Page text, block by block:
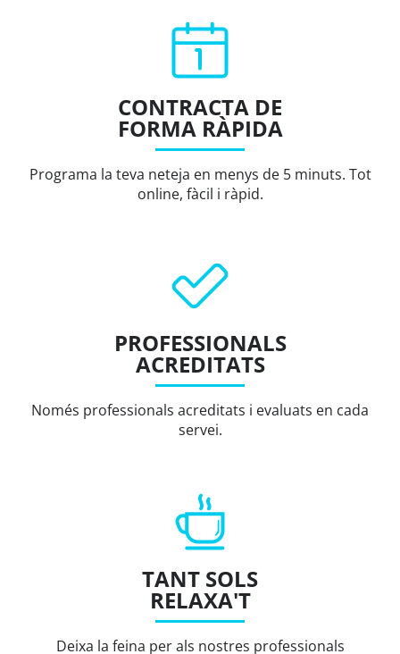
CONTRACTA DE
FORMA RÀPIDA
Programa la teva neteja en menys de 5 minuts. Tot
online, fàcil i ràpid.
PROFESSIONALS
ACREDITATS
Només professionals acreditats i evaluats en cada
servei.
TANT SOLS
RELAXA'T
Deixa la feina per als nostres professionals